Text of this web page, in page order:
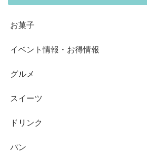
お菓子
イベント情報・お得情報
グルメ
スイーツ
ドリンク
パン